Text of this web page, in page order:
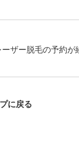
ーザー脱毛の予約
に戻る